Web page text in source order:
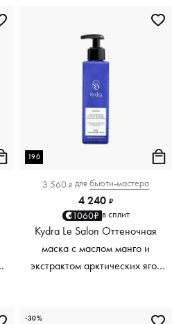
190
3 560 ₽ для бьюти-мастера
4 240 ₽
1060₽ в сплит
Kydra Le Salon Оттеночная
маска с маслом манго и
экстрактом арктических ягод
-30%